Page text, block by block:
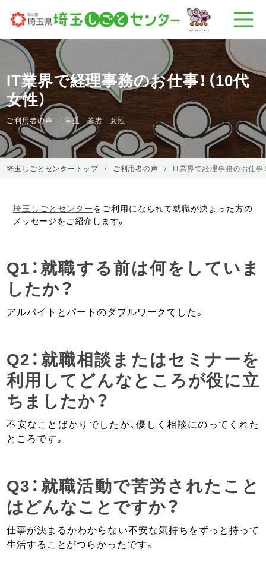
IT業界で経理事務のお仕事！（10代
女性）
ご利用者の声 学生 若者 女性
埼玉しごとセンタートップ ご利用者の声 IT業界で経理事務のお仕事
埼玉しごとセンターをご利用になられて就職が決まった方の
メッセージをご紹介します。
Q1：就職する前は何をしていま
したか？
アルバイトとパートのダブルワークでした。
Q2：就職相談またはセミナーを
利用してどんなところが役に立
ちましたか？
不安なことばかりでしたが、優しく相談にのってくれた
ところです。
Q3：就職活動で苦労されたこと
はどんなことですか？
仕事が決まるかわからない不安な気持ちをずっと持って
生活することがつらかったです。